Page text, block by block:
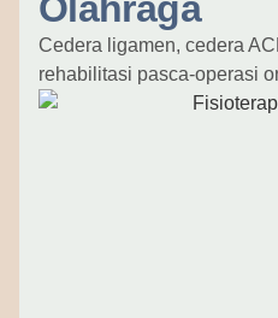
Olahraga
Cedera ligamen, cedera
rehabilitasi pasca-operasi